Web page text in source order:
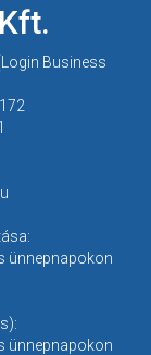
Business
ünnepnapokon
ünnepnapokon